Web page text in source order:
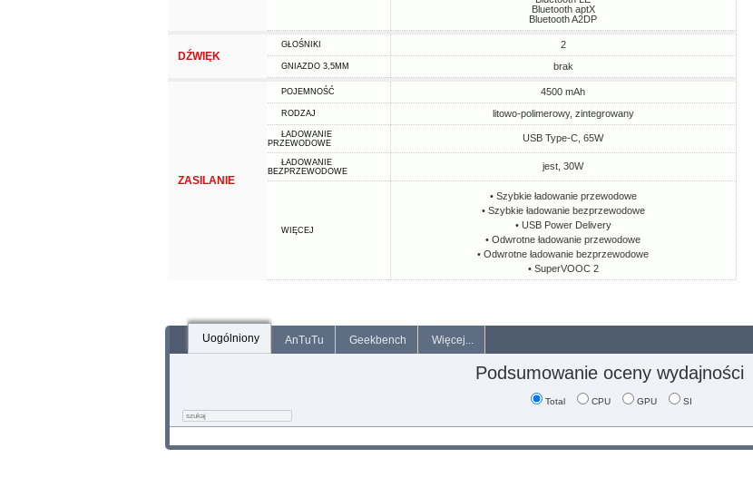
Bluetooth aptX
Bluetooth A2DP
DŹWIĘK
GŁOŚNIKI 2
GNIAZDO 3,5MM brak
ZASILANIE
POJEMNOŚĆ 4500 mAh
RODZAJ litowo-polimerowy, zintegrowany
ŁADOWANIE
PRZEWODOWE
USB Type-C, 65W
ŁADOWANIE
BEZPRZEWODOWE
jest, 30W
WIĘCEJ
• Szybkie ładowanie przewodowe
• Szybkie ładowanie bezprzewodowe
• USB Power Delivery
• Odwrotne ładowanie przewodowe
• Odwrotne ładowanie bezprzewodowe
• SuperVOOC 2
Uogólniony AnTuTu Geekbench Więcej...
Podsumowanie oceny wydajności
Total CPU GPU SI